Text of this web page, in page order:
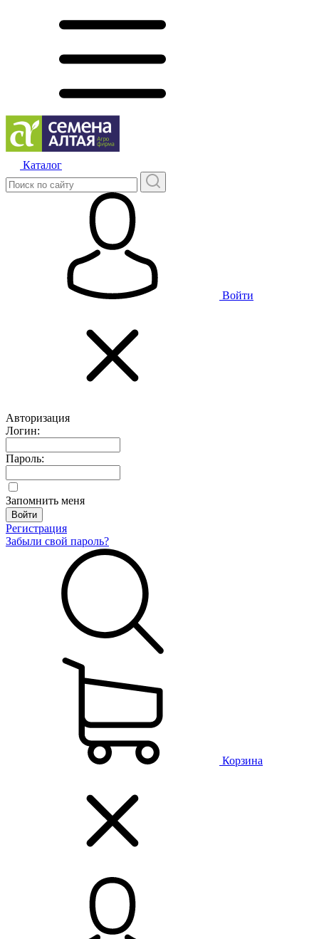
Каталог
Войти
Авторизация
Логин:
Пароль:
Запомнить меня
Регистрация
Забыли свой пароль?
Корзина